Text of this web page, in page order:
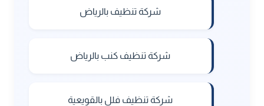
شركة تنظيف بالرياض
شركة تنظيف كنب بالرياض
شركة تنظيف فلل بالقويعية